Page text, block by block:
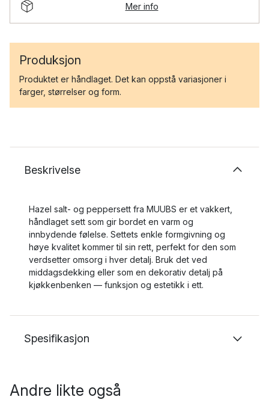
Mer info
Produksjon
Produktet er håndlaget. Det kan oppstå variasjoner i
farger, størrelser og form.
Beskrivelse
Hazel salt- og peppersett fra MUUBS er et vakkert,
håndlaget sett som gir bordet en varm og
innbydende følelse. Settets enkle formgivning og
høye kvalitet kommer til sin rett, perfekt for den som
verdsetter omsorg i hver detalj. Bruk det ved
middagsdekking eller som en dekorativ detalj på
kjøkkenbenken — funksjon og estetikk i ett.
Spesifikasjon
Andre likte også